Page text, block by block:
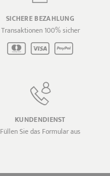
SICHERE BEZAHLUNG
Transaktionen 100% sicher
KUNDENDIENST
Füllen Sie das Formular aus